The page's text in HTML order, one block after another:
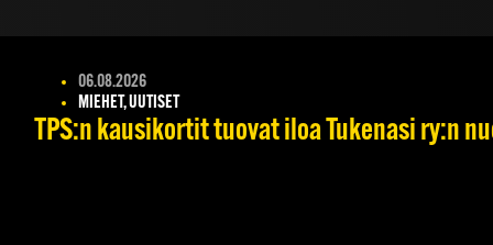
06.08.2026
MIEHET, UUTISET
TPS:n kausikortit tuovat iloa Tukenasi ry:n